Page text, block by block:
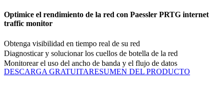
Optimice el rendimiento de la red con Paessler PRTG internet
traffic monitor
Obtenga visibilidad en tiempo real de su red
Diagnosticar y solucionar los cuellos de botella de la red
Monitorear el uso del ancho de banda y el flujo de datos
DESCARGA GRATUITARESUMEN DEL PRODUCTO